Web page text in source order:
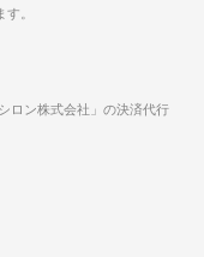
。
ロン株式会社」の決済代行